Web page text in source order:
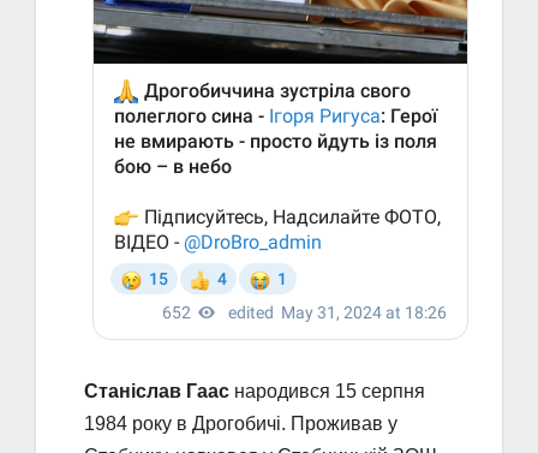
Станіслав Гаас народився 15 серпня
1984 року в Дрогобичі. Проживав у